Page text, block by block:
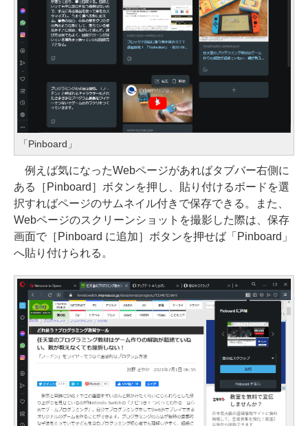
「Pinboard」
例えば気になったWebページがあればタブバー右側に
ある［Pinboard］ボタンを押し、貼り付けるボードを選
択すればページのサムネイル付きで保存できる。また、
Webページのスクリーンショットを撮影した際は、保存
画面で［Pinboard に追加］ボタンを押せば「Pinboard」
へ貼り付けられる。